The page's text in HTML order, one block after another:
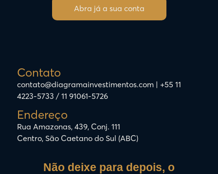
Abra já a sua conta
Contato
contato@diagramainvestimentos.com | +55 11
4223-5733 / 11 91061-5726
Endereço
Rua Amazonas, 439, Conj. 111
Centro, São Caetano do Sul (ABC)
Não deixe para depois, o